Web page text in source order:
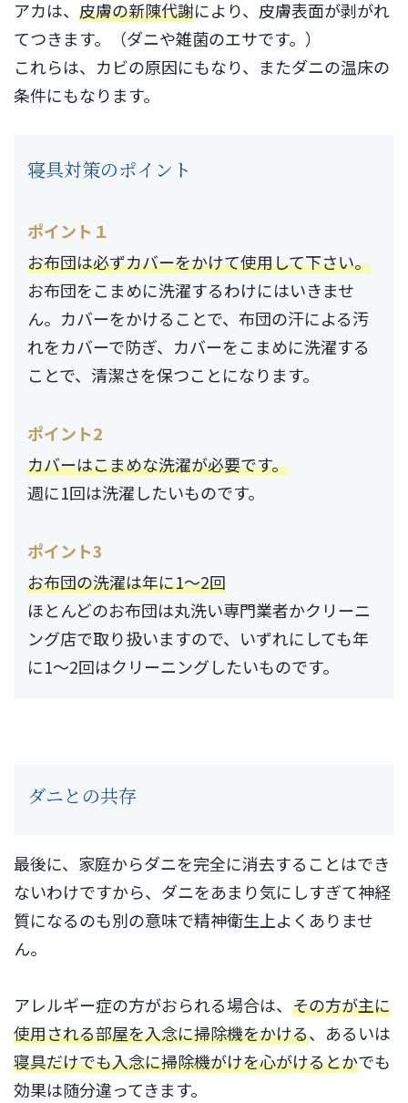
アカは、 皮膚の新陳代謝により、皮膚表面が剥がれ
てつきます。（ダニや雑菌のエサです。）
これらは、カビの原因にもなり、またダニの温床の
条件にもなります。
寝具対策のポイント
ポイント１
お布団は必ずカバーをかけて使用して下さい。
お布団をこまめに洗濯するわけにはいきませ
ん。カバーをかけることで、布団の汗による汚
れをカバーで防ぎ、カバーをこまめに洗濯する
ことで、清潔さを保つことになります。
ポイント2
カバーはこまめな洗濯が必要です。
週に1回は洗濯したいものです。
ポイント3
お布団の洗濯は年に1～2回
ほとんどのお布団は丸洗い専門業者かクリーニ
ング店で取り扱いますので、いずれにしても年
に1～2回はクリーニングしたいものです。
ダニとの共存
最後に、家庭からダニを完全に消去することはでき
ないわけですから、ダニをあまり気にしすぎて神経
質になるのも別の意味で精神衛生上よくありませ
ん。
アレルギー症の方がおられる場合は、 その方が主に
使用される部屋を入念に掃除機をかける、あるいは
寝具だけでも入念に掃除機がけを心がけるとかでも
効果は随分違ってきます。